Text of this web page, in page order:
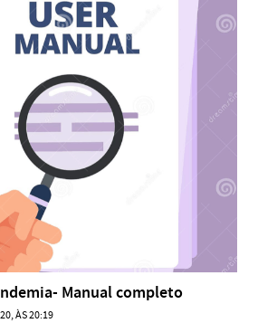
Manual completo
ÀS 20:19